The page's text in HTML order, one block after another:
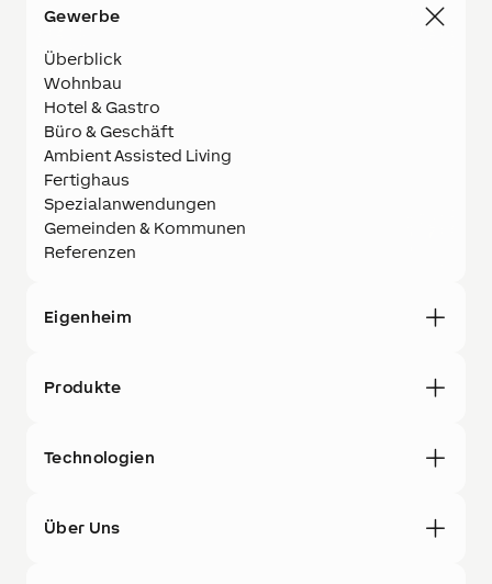
Gewerbe
Überblick
Wohnbau
Hotel & Gastro
Büro & Geschäft
Ambient Assisted Living
Fertighaus
Spezialanwendungen
Gemeinden & Kommunen
Referenzen
Eigenheim
Produkte
Technologien
Über Uns